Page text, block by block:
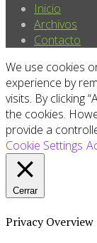
Inicio
Archivos
Contacto
We use cookies
experience by
visits. By clicking
the cookies.
provide a
Cookie Settings
Cerrar
Privacy Overview